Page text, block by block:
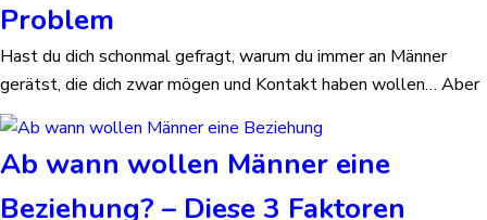
Problem
Hast du dich schonmal gefragt, warum du immer an Männer
gerätst, die dich zwar mögen und Kontakt haben wollen… Aber
Ab wann wollen Männer eine
Beziehung? – Diese 3 Faktoren